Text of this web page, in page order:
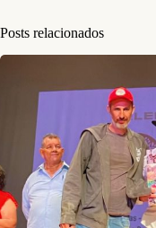
Posts relacionados